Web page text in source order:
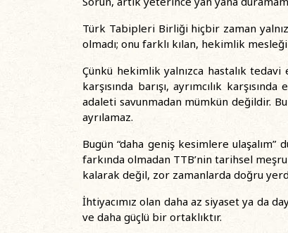
Türk Tabipleri Birliği hiçbir zaman
olmadı; onu farklı kılan, hekimlik
Çünkü hekimlik yalnızca hastalık tedavi
karşısında barışı, ayrımcılık
adaleti savunmadan mümkün değildir.
ayrılamaz.
Bugün “daha geniş kesimlere ulaşalım”
farkında olmadan TTB’nin tarihsel
kalarak değil, zor zamanlarda doğru
İhtiyacımız olan daha az siyaset ya da
ve daha güçlü bir ortaklıktır.